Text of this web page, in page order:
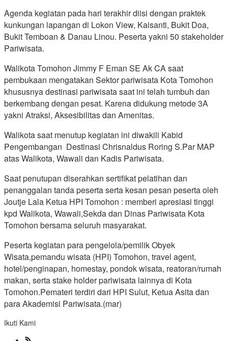
Agenda kegiatan pada hari terakhir diisi dengan praktek
kunkungan lapangan di Lokon View, Kaisanti, Bukit Doa,
Bukit Temboan & Danau Linou. Peserta yakni 50 stakeholder
Pariwisata.
Walikota Tomohon Jimmy F Eman SE Ak CA saat
pembukaan mengatakan Sektor pariwisata Kota Tomohon
khususnya destinasi pariwisata saat ini telah tumbuh dan
berkembang dengan pesat. Karena didukung metode 3A
yakni Atraksi, Aksesibilitas dan Amenitas.
Walikota saat menutup kegiatan ini diwakili Kabid
Pengembangan Destinasi Chrisnaldus Roring S.Par MAP
atas Walikota, Wawali dan Kadis Pariwisata.
Saat penutupan diserahkan sertifikat pelatihan dan
penanggalan tanda peserta serta kesan pesan peserta oleh
Joutje Lala Ketua HPI Tomohon : memberi apresiasi tinggi
kpd Walikota, Wawali,Sekda dan Dinas Pariwisata Kota
Tomohon bersama seluruh masyarakat.
Peserta kegiatan para pengelola/pemilik Obyek
Wisata,pemandu wisata (HPI) Tomohon, travel agent,
hotel/penginapan, homestay, pondok wisata, reatoran/rumah
makan, serta stake holder pariwisata lainnya di Kota
Tomohon.Pemateri terdiri dari HPI Sulut, Ketua Asita dan
para Akademisi Pariwisata.(mar)
Ikuti Kami